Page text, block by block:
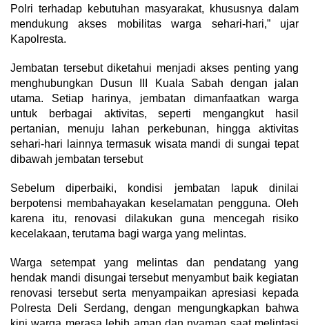
Polri terhadap kebutuhan masyarakat, khususnya dalam
mendukung akses mobilitas warga sehari-hari,” ujar
Kapolresta.
Jembatan tersebut diketahui menjadi akses penting yang
menghubungkan Dusun III Kuala Sabah dengan jalan
utama. Setiap harinya, jembatan dimanfaatkan warga
untuk berbagai aktivitas, seperti mengangkut hasil
pertanian, menuju lahan perkebunan, hingga aktivitas
sehari-hari lainnya termasuk wisata mandi di sungai tepat
dibawah jembatan tersebut
Sebelum diperbaiki, kondisi jembatan lapuk dinilai
berpotensi membahayakan keselamatan pengguna. Oleh
karena itu, renovasi dilakukan guna mencegah risiko
kecelakaan, terutama bagi warga yang melintas.
Warga setempat yang melintas dan pendatang yang
hendak mandi disungai tersebut menyambut baik kegiatan
renovasi tersebut serta menyampaikan apresiasi kepada
Polresta Deli Serdang, dengan mengungkapkan bahwa